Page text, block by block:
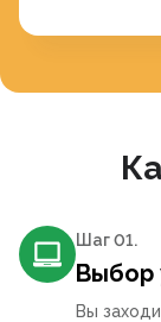
Шаг 01.
Выбор
Вы